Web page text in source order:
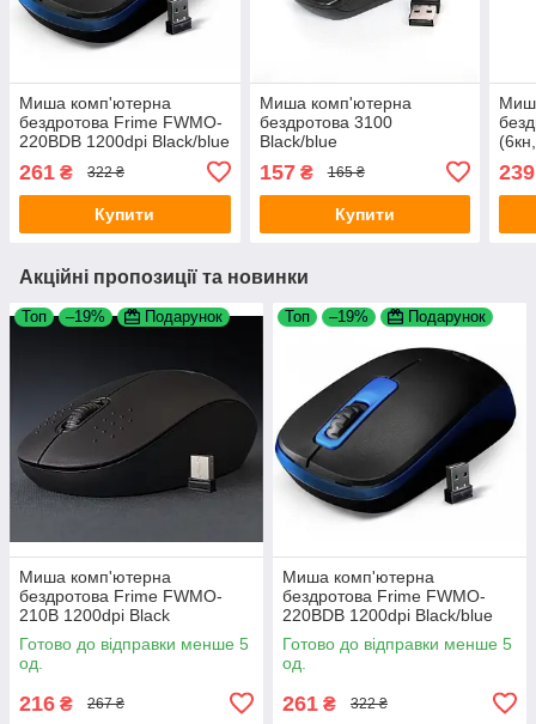
Миша комп'ютерна
бездротова Frime FWMO-
220BDB 1200dpi Black/blue
261 ₴ 322 ₴
Купити
Миша комп'ютерна
бездротова 3100
Black/blue
157₴ 165 ₴
Купити
239
Акційні пропозиції та новинки
Топ –19% Подарунок
Миша комп'ютерна
бездротова Frime FWMO-
210B 1200dpi Black
Готово до відправки менше 5
од.
216 ₴ 267 ₴
Топ –19% Подарунок
Миша комп'ютерна
бездротова Frime FWMO-
220BDB 1200dpi Black/blue
Готово до відправки менше 5
од.
261 ₴ 322 ₴